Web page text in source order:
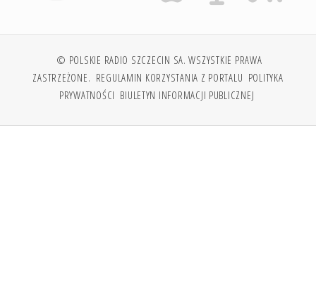
© POLSKIE RADIO SZCZECIN SA. WSZYSTKIE PRAWA
ZASTRZEŻONE. REGULAMIN KORZYSTANIA Z PORTALU POLITYKA
PRYWATNOŚCI BIULETYN INFORMACJI PUBLICZNEJ